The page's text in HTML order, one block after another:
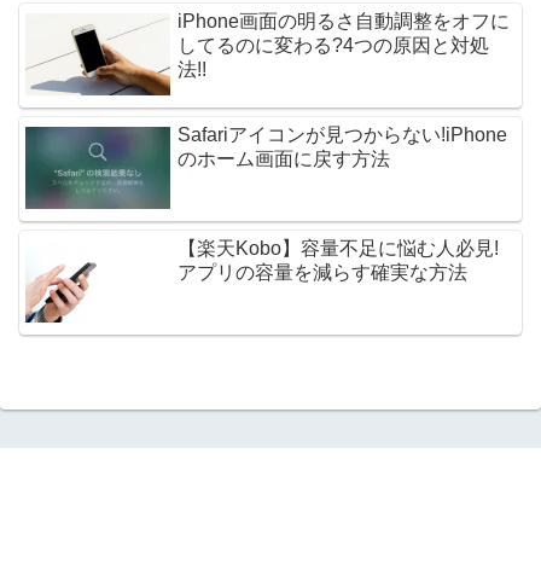
iPhone画面の明るさ自動調整をオフに
してるのに変わる?4つの原因と対処
法!!
Safariアイコンが見つからない!iPhone
のホーム画面に戻す方法
【楽天Kobo】容量不足に悩む人必見!
アプリの容量を減らす確実な方法